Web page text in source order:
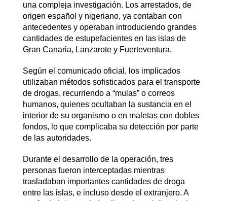
una compleja investigación. Los arrestados, de
origen español y nigeriano, ya contaban con
antecedentes y operaban introduciendo grandes
cantidades de estupefacientes en las islas de
Gran Canaria, Lanzarote y Fuerteventura.
Según el comunicado oficial, los implicados
utilizaban métodos sofisticados para el transporte
de drogas, recurriendo a “mulas” o correos
humanos, quienes ocultaban la sustancia en el
interior de su organismo o en maletas con dobles
fondos, lo que complicaba su detección por parte
de las autoridades.
Durante el desarrollo de la operación, tres
personas fueron interceptadas mientras
trasladaban importantes cantidades de droga
entre las islas, e incluso desde el extranjero. A